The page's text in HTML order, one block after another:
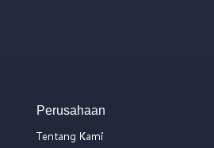
Perusahaan
Tentang Kami